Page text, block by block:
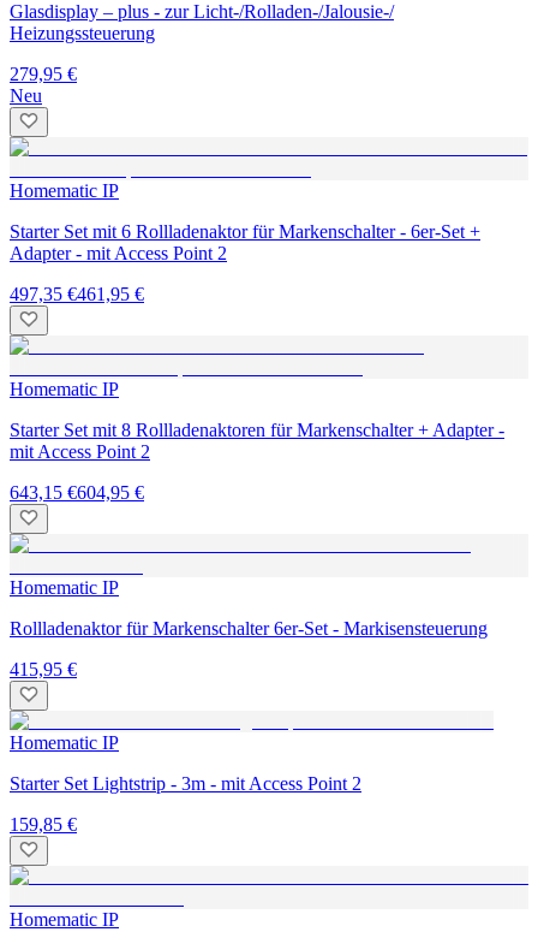
Glasdisplay – plus - zur Licht-/Rolladen-/Jalousie-/
Heizungssteuerung
279,95 €
Neu
Homematic IP
Starter Set mit 6 Rollladenaktor für Markenschalter - 6er-Set +
Adapter - mit Access Point 2
497,35 €461,95 €
Homematic IP
Starter Set mit 8 Rollladenaktoren für Markenschalter + Adapter -
mit Access Point 2
643,15 €604,95 €
Homematic IP
Rollladenaktor für Markenschalter 6er-Set - Markisensteuerung
415,95 €
Homematic IP
Starter Set Lightstrip - 3m - mit Access Point 2
159,85 €
Homematic IP